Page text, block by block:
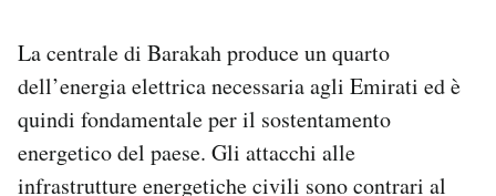
La centrale di Barakah produce un quarto
dell’energia elettrica necessaria agli Emirati ed è
quindi fondamentale per il sostentamento
energetico del paese. Gli attacchi alle
infrastrutture energetiche civili sono contrari al